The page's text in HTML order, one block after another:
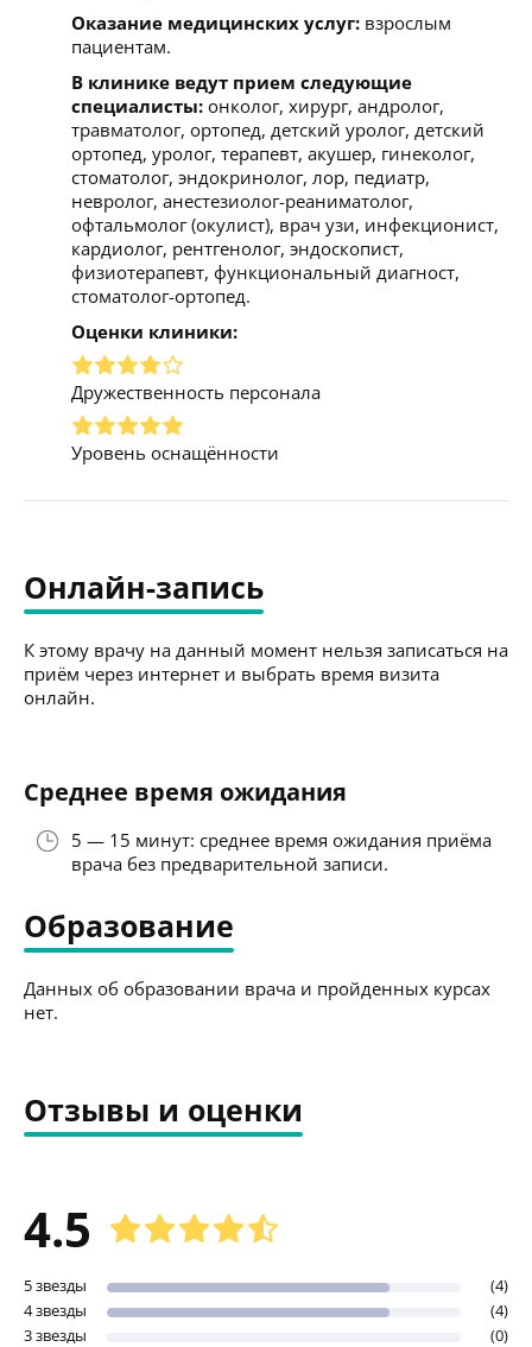
Оказание медицинских услуг: взрослым
пациентам.
В клинике ведут прием следующие
специалисты: онколог, хирург, андролог,
травматолог, ортопед, детский уролог, детский
ортопед, уролог, терапевт, акушер, гинеколог,
стоматолог, эндокринолог, лор, педиатр,
невролог, анестезиолог-реаниматолог,
офтальмолог (окулист), врач узи, инфекционист,
кардиолог, рентгенолог, эндоскопист,
физиотерапевт, функциональный диагност,
стоматолог-ортопед.
Оценки клиники:
Дружественность персонала
Уровень оснащённости
Онлайн-запись
К этому врачу на данный момент нельзя записаться на
приём через интернет и выбрать время визита
онлайн.
Среднее время ожидания
5 — 15 минут: среднее время ожидания приёма
врача без предварительной записи.
Образование
Данных об образовании врача и пройденных курсах
нет.
Отзывы и оценки
4.5
5 звезды
(4)
4 звезды
(4)
3 звезды
(0)